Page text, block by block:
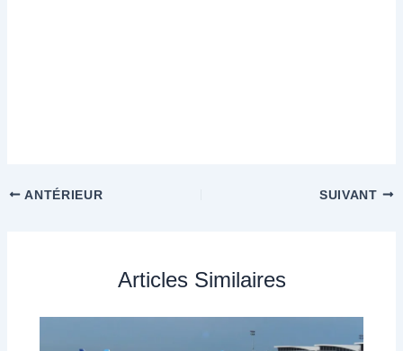
ANTÉRIEUR SUIVANT
Articles Similaires